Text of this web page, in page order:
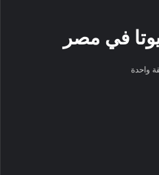
في مصر
واحدة